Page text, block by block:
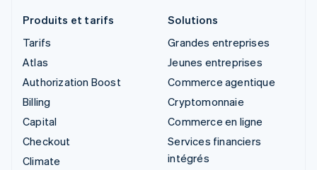
Produits et tarifs
Tarifs
Atlas
Authorization Boost
Billing
Capital
Checkout
Climate
Solutions
Grandes entreprises
Jeunes entreprises
Commerce agentique
Cryptomonnaie
Commerce en ligne
Services financiers
intégrés